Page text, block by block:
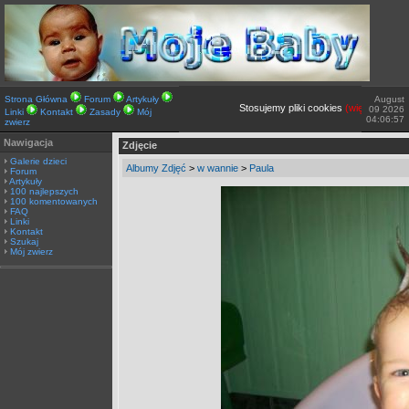
Strona Główna Forum
Artykuły
Linki
Kontakt Zasady
Mój
zwierz
Stosujemy pliki cookies(więcej TUTAJ).
August
09 2026
04:06:57
Nawigacja
Galerie dzieci
Forum
Artykuły
100 najlepszych
100 komentowanych
FAQ
Linki
Kontakt
Szukaj
Mój zwierz
Zdjęcie
Albumy Zdjęć > w wannie > Paula